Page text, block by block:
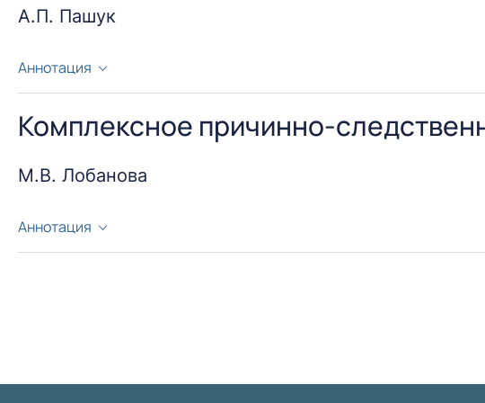
А.П. Пашук
Аннотация
В статье описываются телескопические конусовидные
достоинства и недостатки этих коронок.
Комплексное причинно-
М.В. Лобанова
Аннотация
Сахарный диабет – это сложное, комплексное заболевание,
впоследствии абсолютной инсулиновой недостаточности с